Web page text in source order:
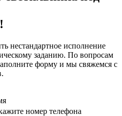
нестандартное исполнение
заданию. По вопросам
форму и мы свяжемся с
номер телефона